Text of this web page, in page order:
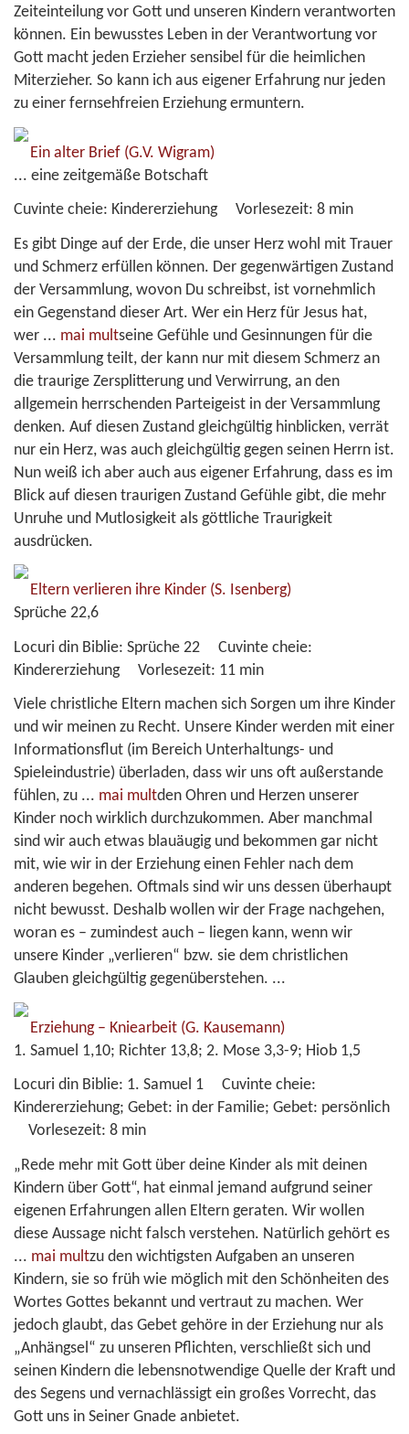
Zeiteinteilung vor Gott und unseren Kindern verantworten
können. Ein bewusstes Leben in der Verantwortung vor
Gott macht jeden Erzieher sensibel für die heimlichen
Miterzieher. So kann ich aus eigener Erfahrung nur jeden
zu einer fernsehfreien Erziehung ermuntern.
Ein alter Brief (G.V. Wigram)
... eine zeitgemäße Botschaft
Cuvinte cheie: Kindererziehung Vorlesezeit: 8 min
Es gibt Dinge auf der Erde, die unser Herz wohl mit Trauer
und Schmerz erfüllen können. Der gegenwärtigen Zustand
der Versammlung, wovon Du schreibst, ist vornehmlich
ein Gegenstand dieser Art. Wer ein Herz für Jesus hat,
wer ... mai multseine Gefühle und Gesinnungen für die
Versammlung teilt, der kann nur mit diesem Schmerz an
die traurige Zersplitterung und Verwirrung, an den
allgemein herrschenden Parteigeist in der Versammlung
denken. Auf diesen Zustand gleichgültig hinblicken, verrät
nur ein Herz, was auch gleichgültig gegen seinen Herrn ist.
Nun weiß ich aber auch aus eigener Erfahrung, dass es im
Blick auf diesen traurigen Zustand Gefühle gibt, die mehr
Unruhe und Mutlosigkeit als göttliche Traurigkeit
ausdrücken.
Eltern verlieren ihre Kinder (S. Isenberg)
Sprüche 22,6
Locuri din Biblie: Sprüche 22 Cuvinte cheie:
Kindererziehung Vorlesezeit: 11 min
Viele christliche Eltern machen sich Sorgen um ihre Kinder
und wir meinen zu Recht. Unsere Kinder werden mit einer
Informationsflut (im Bereich Unterhaltungs- und
Spieleindustrie) überladen, dass wir uns oft außerstande
fühlen, zu ... mai multden Ohren und Herzen unserer
Kinder noch wirklich durchzukommen. Aber manchmal
sind wir auch etwas blauäugig und bekommen gar nicht
mit, wie wir in der Erziehung einen Fehler nach dem
anderen begehen. Oftmals sind wir uns dessen überhaupt
nicht bewusst. Deshalb wollen wir der Frage nachgehen,
woran es – zumindest auch – liegen kann, wenn wir
unsere Kinder „verlieren“ bzw. sie dem christlichen
Glauben gleichgültig gegenüberstehen. ...
Erziehung – Kniearbeit (G. Kausemann)
1. Samuel 1,10; Richter 13,8; 2. Mose 3,3-9; Hiob 1,5
Locuri din Biblie: 1. Samuel 1 Cuvinte cheie:
Kindererziehung; Gebet: in der Familie; Gebet: persönlich
Vorlesezeit: 8 min
„Rede mehr mit Gott über deine Kinder als mit deinen
Kindern über Gott“, hat einmal jemand aufgrund seiner
eigenen Erfahrungen allen Eltern geraten. Wir wollen
diese Aussage nicht falsch verstehen. Natürlich gehört es
... mai multzu den wichtigsten Aufgaben an unseren
Kindern, sie so früh wie möglich mit den Schönheiten des
Wortes Gottes bekannt und vertraut zu machen. Wer
jedoch glaubt, das Gebet gehöre in der Erziehung nur als
„Anhängsel“ zu unseren Pflichten, verschließt sich und
seinen Kindern die lebensnotwendige Quelle der Kraft und
des Segens und vernachlässigt ein großes Vorrecht, das
Gott uns in Seiner Gnade anbietet.